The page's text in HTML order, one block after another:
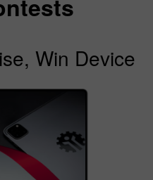
Win Device